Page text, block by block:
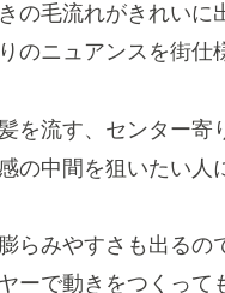
の毛流れがきれい
のニュアンスを街仕
を流す、センター
の中間を狙いたい人
らみやすさも出る
ーで動きをつくって